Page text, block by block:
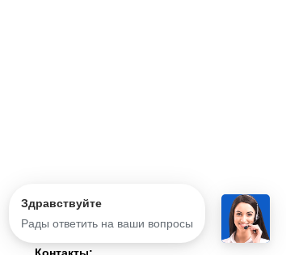
Здравствуйте
Рады ответить на ваши вопросы